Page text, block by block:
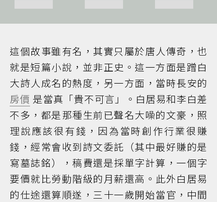
這個故事雖有名，其實只屬於唐人傳奇，也
就是短篇小說，並非正史。這一方面是蹭白
大詩人成名的熱度，另一方面，當時長安的
房價 是當真「貴不可言」。白居易和李白差
不多，都是那種生前已聲名大噪的文豪，照
理說應該很有錢，因為當時創作行業很賺
錢，經常會收到詩文委託（其中最好賺的是
寫墓誌銘），稿費還是採單字計算，一個字
要價就比勞動階級的月薪還高。此外白居易
的仕途還算順遂，三十一歲開始當官，中間